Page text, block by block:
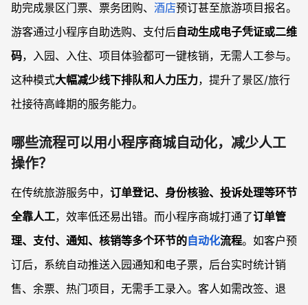
助完成景区门票、票务团购、 酒店预订甚至旅游项目报名。
游客通过小程序自助选购、支付后自动生成电子凭证或二维
码，入园、入住、项目体验都可一键核销，无需人工参与。
这种模式大幅减少线下排队和人力压力，提升了景区/旅行
社接待高峰期的服务能力。
哪些流程可以用小程序商城自动化，减少人工
操作？
在传统旅游服务中， 订单登记、身份核验、投诉处理等环节
全靠人工，效率低还易出错。而小程序商城打通了订单管
理、支付、通知、核销等多个环节的自动化流程。如客户预
订后，系统自动推送入园通知和电子票，后台实时统计销
售、余票、热门项目，无需手工录入。客人如需改签、退